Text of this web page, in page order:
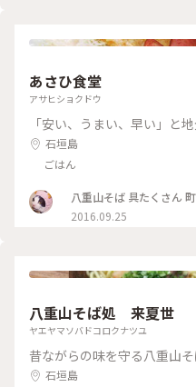
あさひ食堂
アサヒショクドウ
「安い、うまい、早い」と
石垣島
ごはん
八重山そば 具た
2016.09.25
八重山そば処 来夏世
ヤエヤマソバドコロクナツユ
昔ながらの味を守る八重山
石垣島